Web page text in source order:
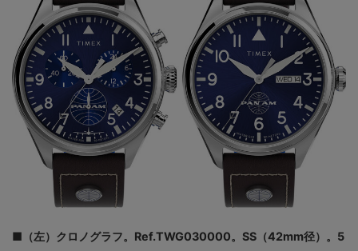
■（左）クロノグラフ。Ref.TWG030000。SS（42mm径）。5